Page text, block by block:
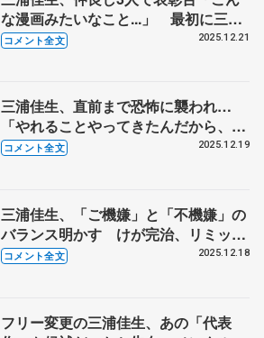
な漫画みたいなこと...」 最初に三つ
の4回転をバチッと決めて「これはい
コメント全文 2025.12.21
三浦佳生、直前まで恐怖に襲われ…
「やれることやってきたんだから、あ
とは自分をやってきたことを全部信じ
コメント全文 2025.12.19
三浦佳生、「ご機嫌」と「不機嫌」の
バランス明かす けが完治、リミッタ
ー解除で「万全の状態」【全日本フィ
コメント全文 2025.12.18
フリー変更の三浦佳生、あの「代表